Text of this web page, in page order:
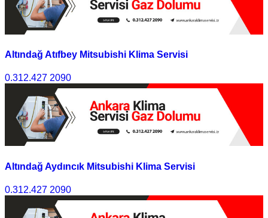
Altındağ Atıfbey Mitsubishi Klima Servisi
0.312.427 2090
Altındağ Aydıncık Mitsubishi Klima Servisi
0.312.427 2090